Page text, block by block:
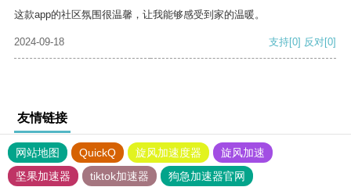
这款app的社区氛围很温馨，让我能够感受到家的温暖。
2024-09-18 支持[0] 反对[0]
友情链接
网站地图 QuickQ 旋风加速度器
旋风加速
坚果加速器
tiktok加速器
狗急加速器官网